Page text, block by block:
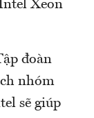
Xeon
đoàn
nhóm
sẽ giúp